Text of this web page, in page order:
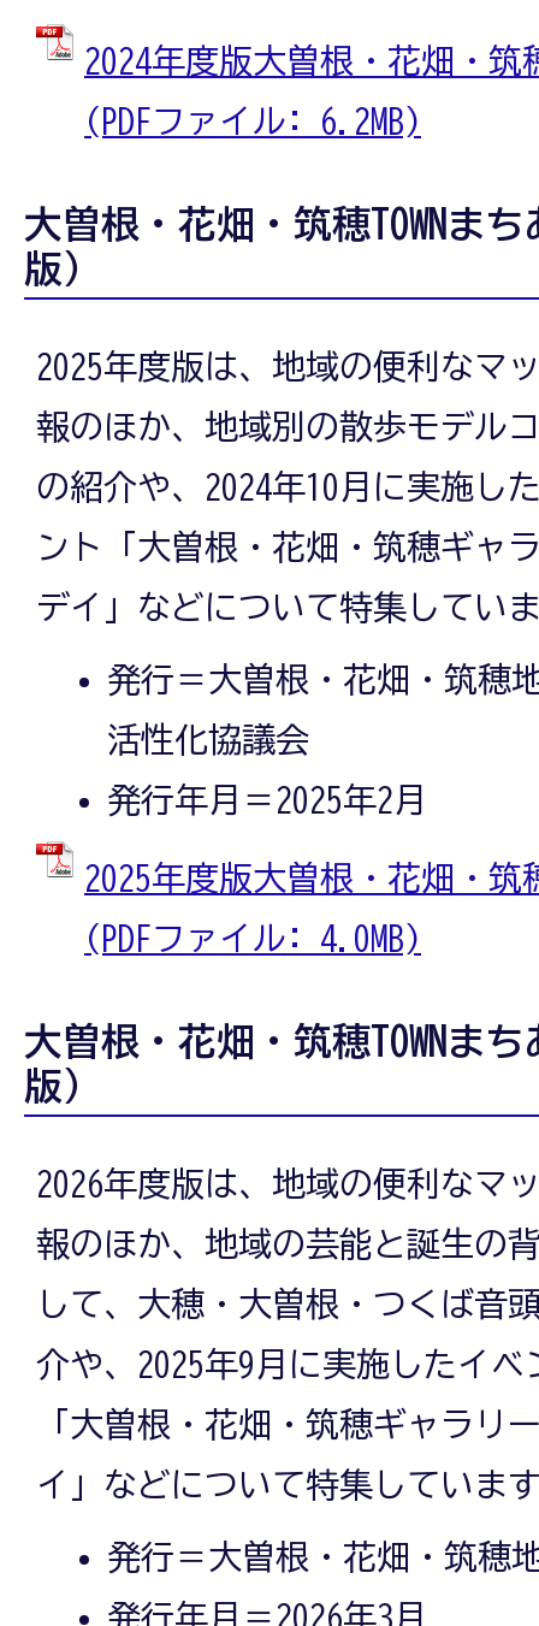
2024年度版大曽根・花畑・筑
(PDFファイル: 6.2MB)
大曽根・花畑・筑穂TOWNま
版）
2025年度版は、地域の便利なマ
報のほか、地域別の散歩モデル
の紹介や、2024年10月に実施し
ント「大曽根・花畑・筑穂ギャ
デイ」などについて特集してい
発行＝大曽根・花畑・筑穂
活性化協議会
発行年月＝2025年2月
2025年度版大曽根・花畑・筑
(PDFファイル: 4.0MB)
大曽根・花畑・筑穂TOWNま
版）
2026年度版は、地域の便利なマ
報のほか、地域の芸能と誕生の
して、大穂・大曽根・つくば音
介や、2025年9月に実施したイベ
「大曽根・花畑・筑穂ギャラリ
イ」などについて特集していま
発行＝大曽根・花畑・筑穂
発行年月＝2026年3月